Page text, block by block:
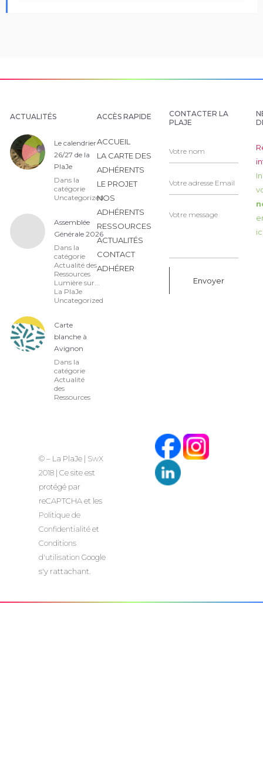
ACTUALITÉS
Le calendrier
26/27 de la
PlaJe
Dans la
catégorie
Uncategorized
Assemblée
Générale 2026
Dans la
catégorie
Actualité des
Ressources
Lumière sur...
La PlaJe
Uncategorized
Carte
blanche à
Avignon
Dans la
catégorie
Actualité
des
Ressources
ACCÈS RAPIDE
ACCUEIL
LA CARTE DES
ADHÉRENTS
LE PROJET
NOS
ADHÉRENTS
RESSOURCES
ACTUALITÉS
CONTACT
ADHÉRER
CONTACTER LA
PLAJE
© – La PlaJe | SwX
2018 | Ce site est
protégé par
reCAPTCHA et les
Politique de
Confidentialitéet
Conditions
d'utilisation Google
s'y rattachant.